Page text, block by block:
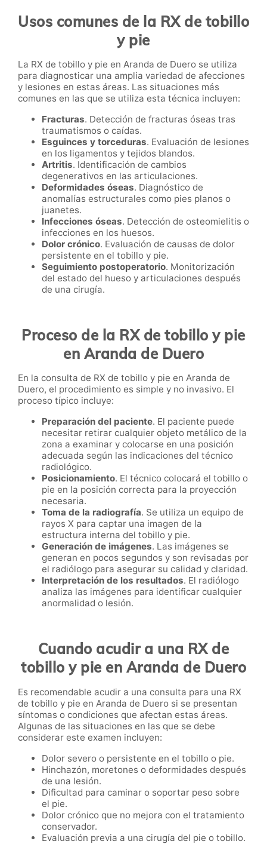
Usos comunes de la RX de tobillo
y pie
La RX de tobillo y pie en Aranda de Duero se utiliza
para diagnosticar una amplia variedad de afecciones
y lesiones en estas áreas. Las situaciones más
comunes en las que se utiliza esta técnica incluyen:
Fracturas. Detección de fracturas óseas tras
traumatismos o caídas.
Esguinces y torceduras. Evaluación de lesiones
en los ligamentos y tejidos blandos.
Artritis. Identificación de cambios
degenerativos en las articulaciones.
Deformidades óseas. Diagnóstico de
anomalías estructurales como pies planos o
juanetes.
Infecciones óseas. Detección de osteomielitis o
infecciones en los huesos.
Dolor crónico. Evaluación de causas de dolor
persistente en el tobillo y pie.
Seguimiento postoperatorio. Monitorización
del estado del hueso y articulaciones después
de una cirugía.
Proceso de la RX de tobillo y pie
en Aranda de Duero
En la consulta de RX de tobillo y pie en Aranda de
Duero, el procedimiento es simple y no invasivo. El
proceso típico incluye:
Preparación del paciente. El paciente puede
necesitar retirar cualquier objeto metálico de la
zona a examinar y colocarse en una posición
adecuada según las indicaciones del técnico
radiológico.
Posicionamiento. El técnico colocará el tobillo o
pie en la posición correcta para la proyección
necesaria.
Toma de la radiografía. Se utiliza un equipo de
rayos X para captar una imagen de la
estructura interna del tobillo y pie.
Generación de imágenes. Las imágenes se
generan en pocos segundos y son revisadas por
el radiólogo para asegurar su calidad y claridad.
Interpretación de los resultados. El radiólogo
analiza las imágenes para identificar cualquier
anormalidad o lesión.
Cuando acudir a una RX de
tobillo y pie en Aranda de Duero
Es recomendable acudir a una consulta para una RX
de tobillo y pie en Aranda de Duero si se presentan
síntomas o condiciones que afectan estas áreas.
Algunas de las situaciones en las que se debe
considerar este examen incluyen:
Dolor severo o persistente en el tobillo o pie.
Hinchazón, moretones o deformidades después
de una lesión.
Dificultad para caminar o soportar peso sobre
el pie.
Dolor crónico que no mejora con el tratamiento
conservador.
Evaluación previa a una cirugía del pie o tobillo.